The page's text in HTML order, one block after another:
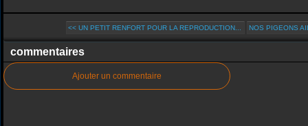
<< UN PETIT RENFORT POUR LA REPRODUCTION... NOS PIGEONS
commentaires
Ajouter un commentaire